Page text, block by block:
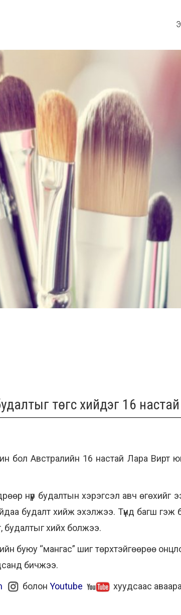
төгс хийдэг 16
бол Австралийн 16 настай Лара
нүүр будалтын хэрэгсэл авч өгөхийг
будалт хийж эхэлжээ. Түүнд багш гэж
будалтыг хийх болжээ.
буюу “мангас” шиг төрхтэйгөөрөө
бичжээ.
болон Youtube хуудсаас